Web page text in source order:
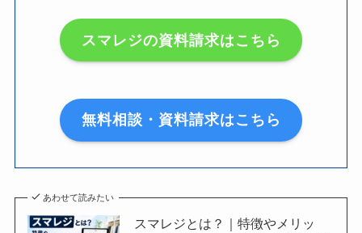
スマレジの資料請求はこちら
無料相談・資料請求はこちら
あわせて読みたい
スマレジとは？｜特徴やメリッ